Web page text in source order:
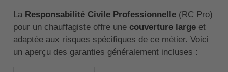
La Responsabilité Civile Professionnelle(RC Pro)
pour un chauffagiste offre une couverture largeet
adaptée aux risques spécifiques de ce métier. Voici
un aperçu des garanties généralement incluses :